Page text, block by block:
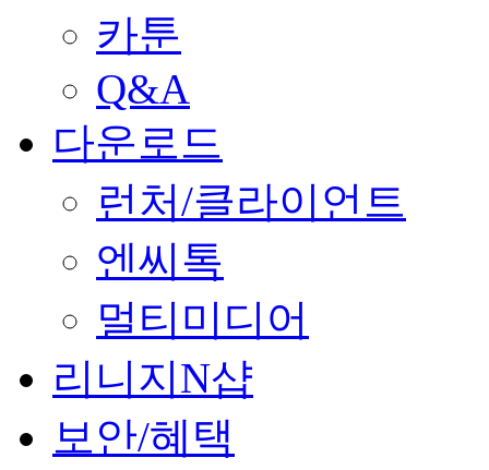
카툰
Q&A
다운로드
런처/클라이언트
엔씨톡
멀티미디어
리니지N샵
보안/혜택